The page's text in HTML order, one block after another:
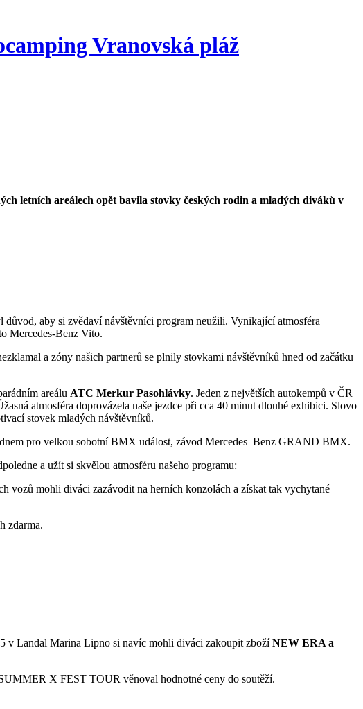
Vranovská pláž
letních areálech opět bavila stovky českých rodin a mladých diváků v
důvod, aby si zvědaví návštěvníci program neužili. Vynikající atmosféra
Mercedes-Benz Vito.
a zóny našich partnerů se plnily stovkami návštěvníků hned od začátku
areálu ATC Merkur Pasohlávky. Jeden z největších autokempů v ČR
atmosféra doprovázela naše jezdce při cca 40 minut dlouhé exhibici. Slovo
stovek mladých návštěvníků.
pro velkou sobotní BMX událost, závod Mercedes–Benz GRAND BMX.
a užít si skvělou atmosféru našeho programu:
vozů mohli diváci zazávodit na herních konzolách a získat tak vychytané
zdarma.
v Landal Marina Lipno si navíc mohli diváci zakoupit zbožíNEW ERA a
X FEST TOUR věnoval hodnotné ceny do soutěží.